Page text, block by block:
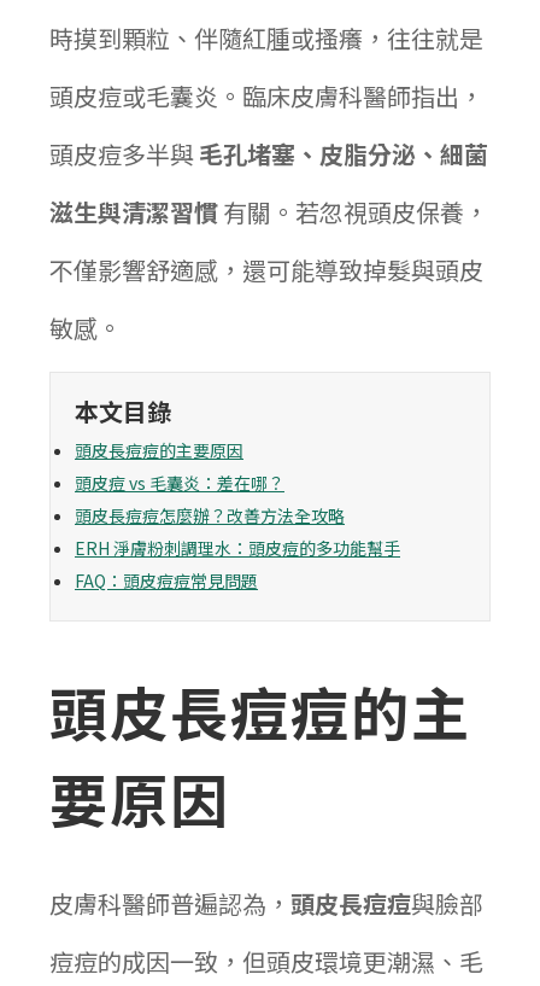
時摸到顆粒、伴隨紅腫或搔癢，往往就是
頭皮痘或毛囊炎。臨床皮膚科醫師指出，
頭皮痘多半與毛孔堵塞、皮脂分泌、細菌
滋生與清潔習慣有關。若忽視頭皮保養，
不僅影響舒適感，還可能導致掉髮與頭皮
敏感。
本文目錄
頭皮長痘痘的主要原因
頭皮痘 vs 毛囊炎：差在哪？
頭皮長痘痘怎麼辦？改善方法全攻略
ERH 淨膚粉刺調理水：頭皮痘的多功能幫手
FAQ：頭皮痘痘常見問題
頭皮長痘痘的主
要原因
皮膚科醫師普遍認為， 頭皮長痘痘與臉部
痘痘的成因一致，但頭皮環境更潮濕、毛